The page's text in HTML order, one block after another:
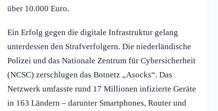
über 10.000 Euro.
Ein Erfolg gegen die digitale Infrastruktur gelang
unterdessen den Strafverfolgern. Die niederländische
Polizei und das Nationale Zentrum für Cybersicherheit
(NCSC) zerschlugen das Botnetz „Asocks“. Das
Netzwerk umfasste rund 17 Millionen infizierte Geräte
in 163 Ländern – darunter Smartphones, Router und